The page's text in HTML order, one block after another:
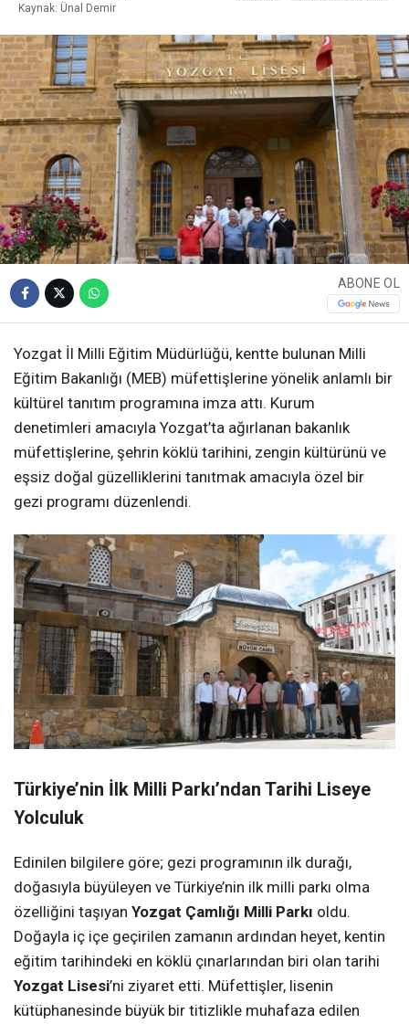
Kaynak: Ünal Demir
ABONE OL
Yozgat İl Milli Eğitim Müdürlüğü, kentte bulunan Milli
Eğitim Bakanlığı (MEB) müfettişlerine yönelik anlamlı bir
kültürel tanıtım programına imza attı. Kurum
denetimleri amacıyla Yozgat’ta ağırlanan bakanlık
müfettişlerine, şehrin köklü tarihini, zengin kültürünü ve
eşsiz doğal güzelliklerini tanıtmak amacıyla özel bir
gezi programı düzenlendi.
Türkiye’nin İlk Milli Parkı’ndan Tarihi Liseye
Yolculuk
Edinilen bilgilere göre; gezi programının ilk durağı,
doğasıyla büyüleyen ve Türkiye’nin ilk milli parkı olma
özelliğini taşıyan Yozgat Çamlığı Milli Parkı oldu.
Doğayla iç içe geçirilen zamanın ardından heyet, kentin
eğitim tarihindeki en köklü çınarlarından biri olan tarihi
Yozgat Lisesi’ni ziyaret etti. Müfettişler, lisenin
kütüphanesinde büyük bir titizlikle muhafaza edilen